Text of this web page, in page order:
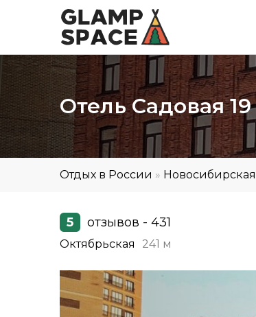
Отель Садовая 19
Отдых в России » Новосибирская
5 отзывов - 431
Октябрьская 241 м